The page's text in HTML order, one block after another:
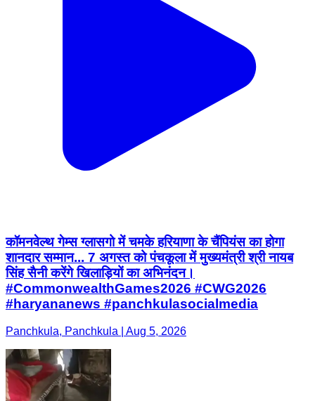
कॉमनवेल्थ गेम्स ग्लासगो में चमके हरियाणा के चैंपियंस का होगा
शानदार सम्मान... 7 अगस्त को पंचकूला में मुख्यमंत्री श्री नायब
सिंह सैनी करेंगे खिलाड़ियों का अभिनंदन।
#CommonwealthGames2026 #CWG2026
#haryananews #panchkulasocialmedia
Panchkula, Panchkula | Aug 5, 2026